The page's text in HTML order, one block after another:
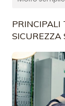
PRINCIPALI
SICUREZZA